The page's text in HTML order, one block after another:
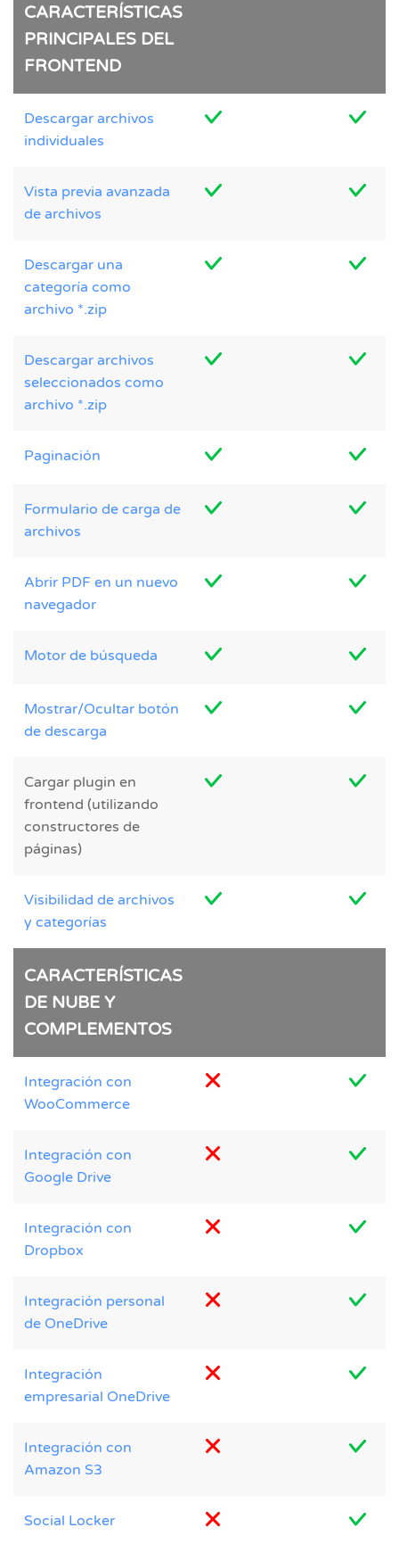
CARACTERÍSTICAS
PRINCIPALES DEL
FRONTEND
Descargar archivos
individuales
Vista previa avanzada
de archivos
Descargar una
categoría como
archivo *.zip
Descargar archivos
seleccionados como
archivo *.zip
Paginación
Formulario de carga de
archivos
Abrir PDF en un nuevo
navegador
Motor de búsqueda
Mostrar/Ocultar botón
de descarga
Cargar plugin en
frontend (utilizando
constructores de
páginas)
Visibilidad de archivos
y categorías
CARACTERÍSTICAS
DE NUBE Y
COMPLEMENTOS
Integración con
WooCommerce
Integración con
Google Drive
Integración con
Dropbox
Integración personal
de OneDrive
Integración
empresarial OneDrive
Integración con
Amazon S3
Social Locker